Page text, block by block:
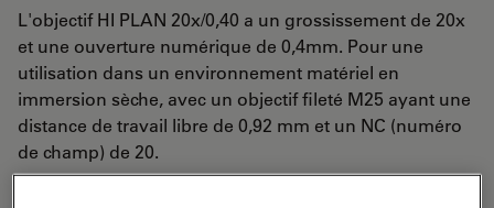
L'objectif HI PLAN 20x/0,40 a un grossissement de 20x
et une ouverture numérique de 0,4mm. Pour une
utilisation dans un environnement matériel en
immersion sèche, avec un objectif fileté M25 ayant une
distance de travail libre de 0,92 mm et un NC (numéro
de champ) de 20.